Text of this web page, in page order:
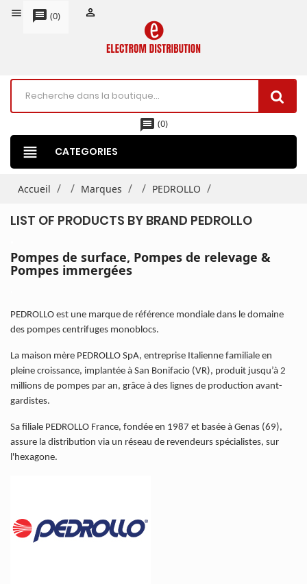
 message (0) 
message (0)
view_headline CATEGORIES
Accueil Marques PEDROLLO
LIST OF PRODUCTS BY BRAND PEDROLLO
Pompes de surface, Pompes de relevage &
Pompes immergées
PEDROLLO est une marque de référence mondiale dans le domaine
des pompes centrifuges monoblocs.
La maison mère PEDROLLO SpA, entreprise Italienne familiale en
pleine croissance, implantée à San Bonifacio (VR), produit jusqu’à 2
millions de pompes par an, grâce à des lignes de production avant-
gardistes.
Sa filiale PEDROLLO France, fondée en 1987 et basée à Genas (69),
assure la distribution via un réseau de revendeurs spécialistes, sur
l'hexagone.